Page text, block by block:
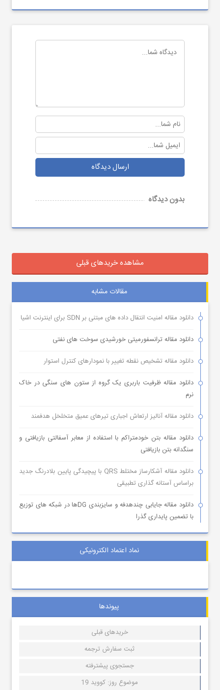
ارسال دیدگاه
بدون دیدگاه
مشاهده خریدهای قبلی
مقالات مشابه
دانلود مقاله امنیت انتقال داده های مبتنی بر SDN برای اینترنت اشیا
دانلود مقاله ترانسفورمیتی خورشیدی سوخت های نفتی
دانلود مقاله تشخیص نقطه تغییر با نمودارهای کنترل استوار
دانلود مقاله ظرفیت باربری یک گروه از ستون های سنگی در خاک
نرم
دانلود مقاله آنالیز ارتعاش اجباری تیرهای عمیق متخلخل هدفمند
دانلود مقاله بتن خودمتراکم با استفاده از معابر آسفالتی بازیافتی و
سنگدانه بتن بازیافتی
دانلود مقاله آشکارساز مختلط QRS با پیچیدگی پایین بلادرنگ جدید
براساس آستانه گذاری تطبیقی
دانلود مقاله جایابی چندهدفه و سایزبندی DGها در شبکه های توزیع
با تضمین پایداری گذرا
نماد اعتماد الکترونیکی
پیوندها
خریدهای قبلی
ثبت سفارش ترجمه
جستجوی پیشترفته
موضوع روز: کووید 19